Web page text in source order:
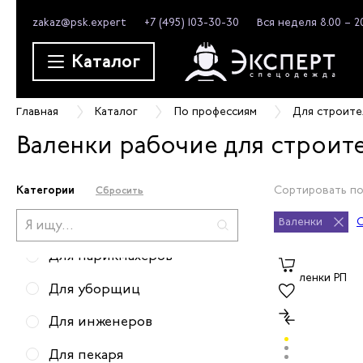
zakaz@psk.expert +7 (495) 103-30-30 Вся неделя 8.00 –
Каталог
Главная Каталог По профессиям Для
Валенки рабочие для
Категории Сбросить
Для горничных
Для монтажников
Для грузчиков
Для официантов
Для строителей
Для дорожных работников
Для парикмахеров
Для уборщиц
Для инженеров
Для пекаря
Сортировать
Валенки